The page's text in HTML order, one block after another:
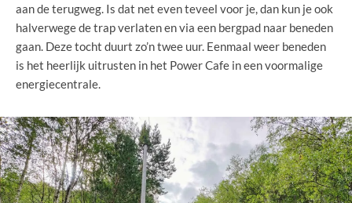
aan de terugweg. Is dat net even teveel voor je, dan kun je ook
halverwege de trap verlaten en via een bergpad naar beneden
gaan. Deze tocht duurt zo’n twee uur. Eenmaal weer beneden
is het heerlijk uitrusten in het Power Cafe in een voormalige
energiecentrale.